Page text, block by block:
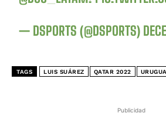
Publicidad
— DSPORTS (@DSPORTS)
TAGS LUIS SUÁREZ QATAR 2022